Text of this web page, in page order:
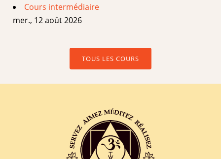
Cours intermédiaire
mer., 12 août 2026
TOUS LES COURS